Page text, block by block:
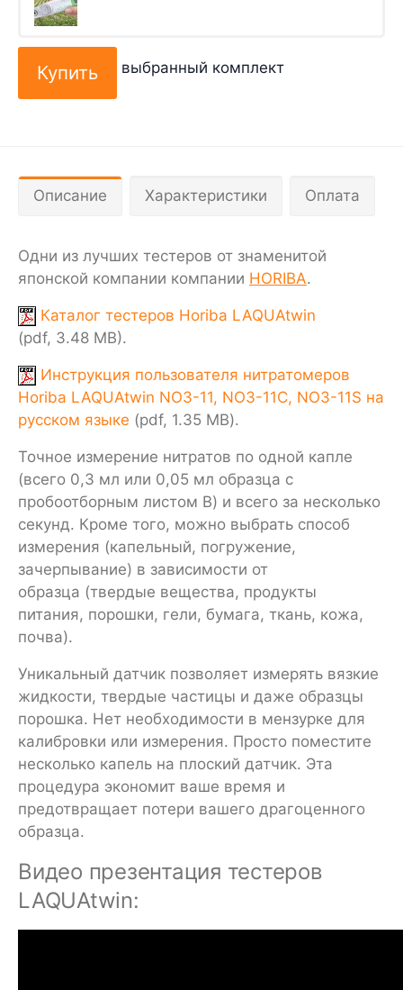
выбранный комплект
Описание Характеристики Оплата
Одни из лучших тестеров от знаменитой
японской компании компании HORIBA.
Каталог тестеров Horiba LAQUAtwin
(pdf, 3.48 MB).
Инструкция пользователя нитратомеров
Horiba LAQUAtwin NO3-11, NO3-11C, NO3-11S на
русском языке (pdf, 1.35 MB).
Точное измерение нитратов по одной капле
(всего 0,3 мл или 0,05 мл образца с
пробоотборным листом B) и всего за несколько
секунд. Кроме того, можно выбрать способ
измерения (капельный, погружение,
зачерпывание) в зависимости от
образца (твердые вещества, продукты
питания, порошки, гели, бумага, ткань, кожа,
почва).
Уникальный датчик позволяет измерять вязкие
жидкости, твердые частицы и даже образцы
порошка. Нет необходимости в мензурке для
калибровки или измерения. Просто поместите
несколько капель на плоский датчик. Эта
процедура экономит ваше время и
предотвращает потери вашего драгоценного
образца.
Видео презентация тестеров
LAQUAtwin: